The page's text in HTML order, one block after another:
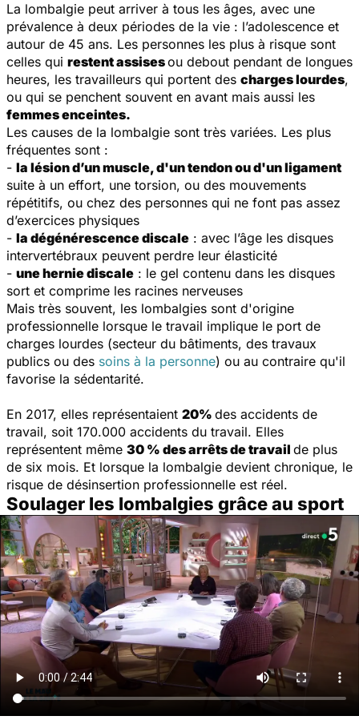
La lombalgie peut arriver à tous les âges, avec une
prévalence à deux périodes de la vie : l’adolescence et
autour de 45 ans. Les personnes les plus à risque sont
celles qui restent assisesou debout pendant de longues
heures, les travailleurs qui portent des charges lourdes,
ou qui se penchent souvent en avant mais aussi les
femmes enceintes.
Les causes de la lombalgie sont très variées. Les plus
fréquentes sont :
- la lésion d’un muscle, d'un tendon ou d'un ligament
suite à un effort, une torsion, ou des mouvements
répétitifs, ou chez des personnes qui ne font pas assez
d’exercices physiques
- la dégénérescence discale : avec l’âge les disques
intervertébraux peuvent perdre leur élasticité
- une hernie discale : le gel contenu dans les disques
sort et comprime les racines nerveuses
Mais très souvent, les lombalgies sont d'origine
professionnelle lorsque le travail implique le port de
charges lourdes (secteur du bâtiments, des travaux
publics ou des soins à la personne) ou au contraire qu'il
favorise la sédentarité.
En 2017, elles représentaient 20% des accidents de
travail, soit 170.000 accidents du travail. Elles
représentent même 30 % des arrêts de travail de plus
de six mois. Et lorsque la lombalgie devient chronique, le
risque de désinsertion professionnelle est réel.
Soulager les lombalgies grâce au sport